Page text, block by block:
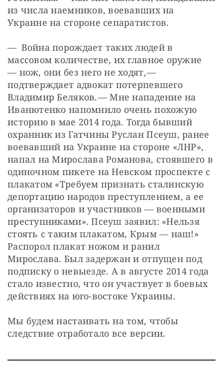
из числа наемников, воевавших на
Украине на стороне сепаратистов.
— Война порождает таких людей в
массовом количестве, их главное оружие
— ​нож, они без него не ходят, — ​
подтверждает адвокат потерпевшего
Владимир Беляков. — ​Мне нападение на
Иванютенко напомнило очень похожую
историю в мае 2014 года. Тогда бывший
охранник из Гатчины Руслан Псеуш, ранее
воевавший на Украине на стороне «ЛНР»,
напал на Мирослава Романова, стоявшего в
одиночном пикете на Невском проспекте с
плакатом «Требуем признать сталинскую
депортацию народов преступлением, а ее
организаторов и участников — ​военными
преступниками». Псеуш заявил: «Нельзя
стоять с таким плакатом, Крым — ​наш!»
Распорол плакат ножом и ранил
Мирослава. Был задержан и отпущен под
подписку о невыезде. А в августе 2014 года
стало известно, что он участвует в боевых
действиях на юго-востоке Украины.
Мы будем настаивать на том, чтобы
следствие отработало все версии.